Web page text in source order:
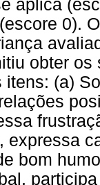
aplica
0).
obter
itens: (a)
expressa
bom